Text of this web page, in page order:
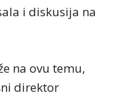
i diskusija na
na ovu temu,
direktor